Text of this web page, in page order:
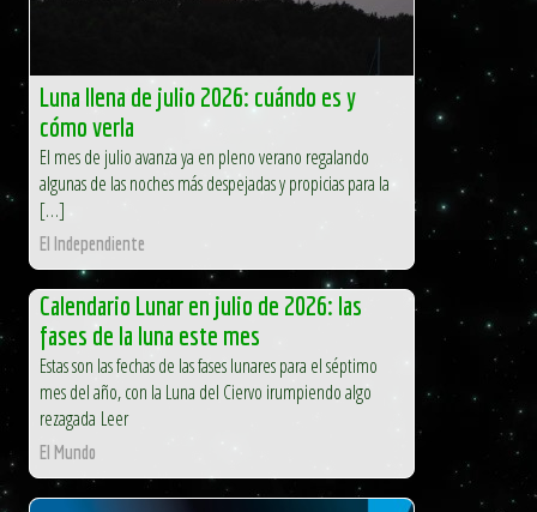
Luna llena de julio 2026: cuándo es y
cómo verla
El mes de julio avanza ya en pleno verano regalando
algunas de las noches más despejadas y propicias para la
[…]
El Independiente
Calendario Lunar en julio de 2026: las
fases de la luna este mes
Estas son las fechas de las fases lunares para el séptimo
mes del año, con la Luna del Ciervo irumpiendo algo
rezagada Leer
El Mundo